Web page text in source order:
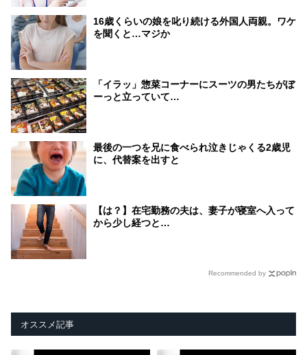
16歳くらいの娘を叱り続ける外国人両親。ワケ
を聞くと…マジか
「イラッ」惣菜コーナーにスーツの男たちがぼ
ーっと立っていて…
最後の一つを兄に食べられ泣きじゃくる2歳児
に、代替案を出すと
【は？】在宅勤務の夫は、妻子が寝室へ入って
から少し経つと…
Recommended by
オススメ記事